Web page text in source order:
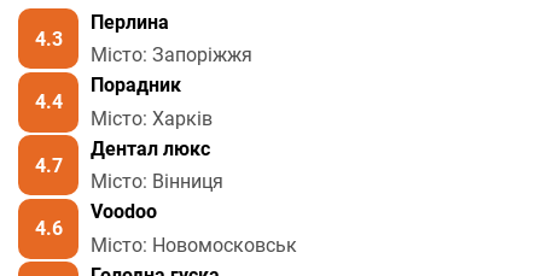
4.3
Перлина
Місто: Запоріжжя
4.4
Порадник
Місто: Харків
4.7
Дентал люкс
Місто: Вінниця
4.6
Voodoo
Місто: Новомосковськ